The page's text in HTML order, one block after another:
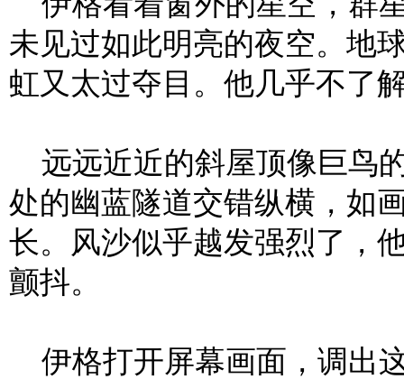
未见过如此明亮的夜空。地
虹又太过夺目。他几乎不了
远远近近的斜屋顶像巨鸟
处的幽蓝隧道交错纵横，如
长。风沙似乎越发强烈了，
颤抖。
伊格打开屏幕画面，调出